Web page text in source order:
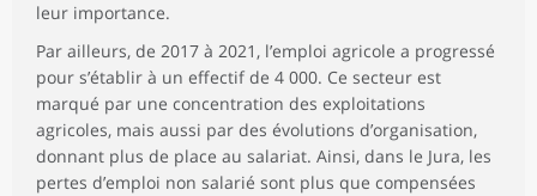
leur importance.
Par ailleurs, de 2017 à 2021, l’emploi agricole a progressé
pour s’établir à un effectif de 4 000. Ce secteur est
marqué par une concentration des exploitations
agricoles, mais aussi par des évolutions d’organisation,
donnant plus de place au salariat. Ainsi, dans le Jura, les
pertes d’emploi non salarié sont plus que compensées